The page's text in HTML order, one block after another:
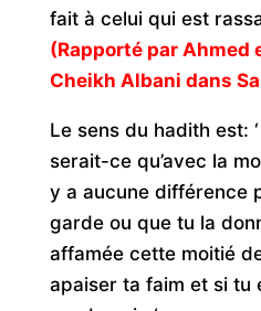
fait à celui qui est
(Rapporté par
Cheikh Albani dans
Le sens du hadith est:
serait-ce qu’avec la
y a aucune différence
garde ou que tu la
affamée cette moitié
apaiser ta faim et si tu